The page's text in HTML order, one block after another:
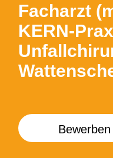
Facharzt
KERN-